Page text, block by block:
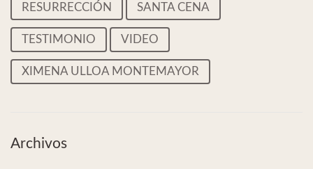
RESURRECCIÓN SANTA CENA
TESTIMONIO VIDEO
XIMENA ULLOA MONTEMAYOR
Archivos